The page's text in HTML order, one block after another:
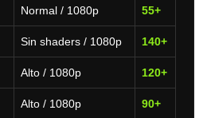
Normal / 1080p 55+
Sin shaders / 1080p 140+
Alto / 1080p 120+
Alto / 1080p 90+